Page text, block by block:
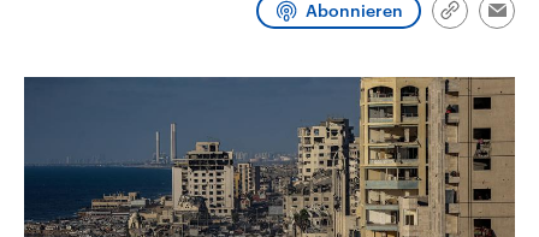
Bundesland von einer Koalition aus mit großem Einfluss auf
aktuelle Weltgeschehen.
Podcasts
Abonnieren
Link